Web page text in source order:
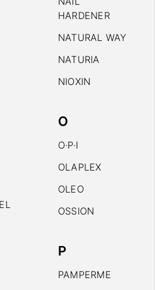
HARDENER
NATURAL WAY
NATURIA
NIOXIN
O
O·P·I
OLAPLEX
OLEO
OSSION
P
PAMPERME